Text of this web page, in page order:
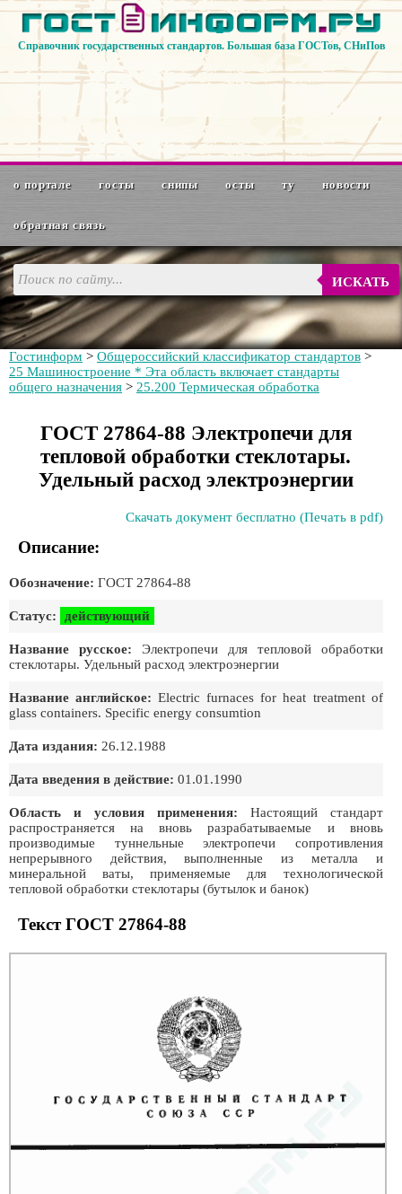
Справочник государственных стандартов. Большая база ГОСТов, СНиПов
о портале госты снипы осты ту новости
обратная связь
ИСКАТЬ
Гостинформ > Общероссийский классификатор стандартов >
25 Машиностроение * Эта область включает стандарты
общего назначения > 25.200 Термическая обработка
ГОСТ 27864-88 Электропечи для
тепловой обработки стеклотары.
Удельный расход электроэнергии
Скачать документ бесплатно (Печать в pdf)
Описание:
Обозначение: ГОСТ 27864-88
Статус: действующий
Название русское: Электропечи для тепловой обработки
стеклотары. Удельный расход электроэнергии
Название английское: Electric furnaces for heat treatment of
glass containers. Specific energy consumtion
Дата издания: 26.12.1988
Дата введения в действие: 01.01.1990
Область и условия применения: Настоящий стандарт
распространяется на вновь разрабатываемые и вновь
производимые туннельные электропечи сопротивления
непрерывного действия, выполненные из металла и
минеральной ваты, применяемые для технологической
тепловой обработки стеклотары (бутылок и банок)
Текст ГОСТ 27864-88